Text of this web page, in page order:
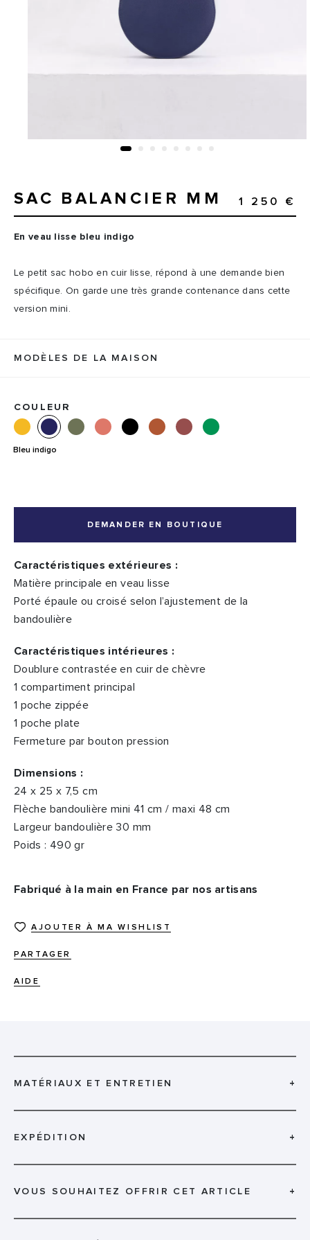
SAC BALANCIER MM 1 250 €
En veau lisse bleu indigo
Le petit sac hobo en cuir lisse, répond à une demande bien
spécifique. On garde une très grande contenance dans cette
version mini.
MODÈLES DE LA MAISON
COULEUR
Bleu indigo
DEMANDER EN BOUTIQUE
Caractéristiques extérieures :
Matière principale en veau lisse
Porté épaule ou croisé selon l’ajustement de la
bandoulière
Caractéristiques intérieures :
Doublure contrastée en cuir de chèvre
1 compartiment principal
1 poche zippée
1 poche plate
Fermeture par bouton pression
Dimensions :
24 x 25 x 7,5 cm
Flèche bandoulière mini 41 cm / maxi 48 cm
Largeur bandoulière 30 mm
Poids : 490 gr
Fabriqué à la main en France par nos artisans
AJOUTER À MA WISHLIST
PARTAGER
AIDE
MATÉRIAUX ET ENTRETIEN +
EXPÉDITION +
VOUS SOUHAITEZ OFFRIR CET ARTICLE +